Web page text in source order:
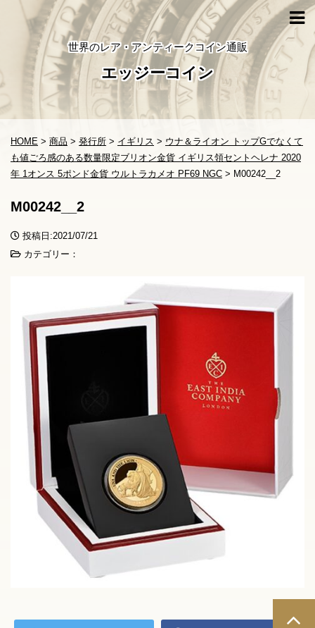
世界のレア・アンティークコイン通販
エッジーコイン
HOME > 商品 > 発行所 > イギリス > ウナ＆ライオン トップGでなくて
も値ごろ感のある数量限定ブリオン金貨 イギリス領セントヘレナ 2020
年 1オンス 5ポンド金貨 ウルトラカメオ PF69 NGC > M00242__2
M00242__2
投稿日:2021/07/21
カテゴリー：